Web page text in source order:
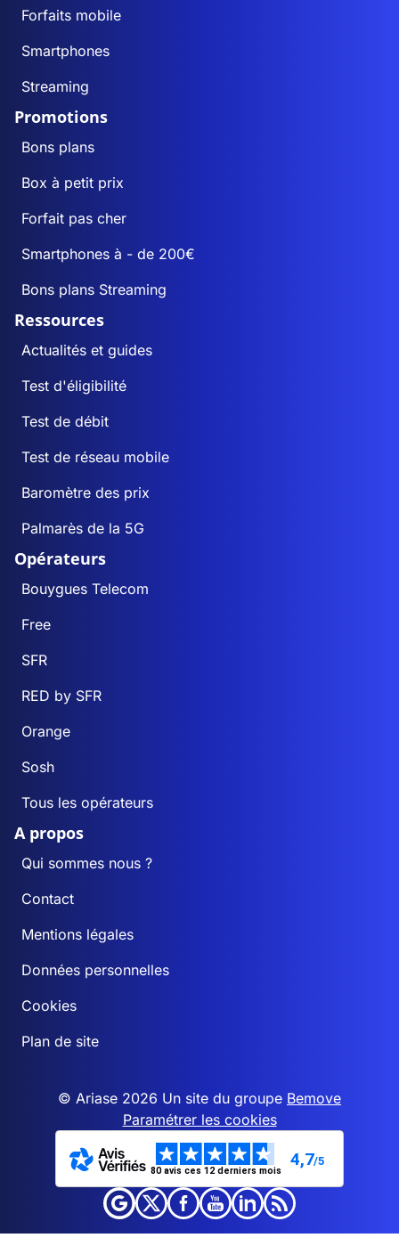
Forfaits mobile
Smartphones
Streaming
Promotions
Bons plans
Box à petit prix
Forfait pas cher
Smartphones à - de 200€
Bons plans Streaming
Ressources
Actualités et guides
Test d'éligibilité
Test de débit
Test de réseau mobile
Baromètre des prix
Palmarès de la 5G
Opérateurs
Bouygues Telecom
Free
SFR
RED by SFR
Orange
Sosh
Tous les opérateurs
A propos
Qui sommes nous ?
Contact
Mentions légales
Données personnelles
Cookies
Plan de site
© Ariase 2026 Un site du groupe Bemove
Paramétrer les cookies
80 avis ces 12 derniers mois
4,7/5